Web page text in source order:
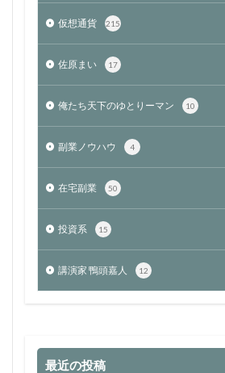
仮想通貨 215
佐原まい 17
俺たち天下のゆとりーマン 10
副業ノウハウ 4
在宅副業 50
投資系 15
講演家 鴨頭嘉人 12
最近の投稿